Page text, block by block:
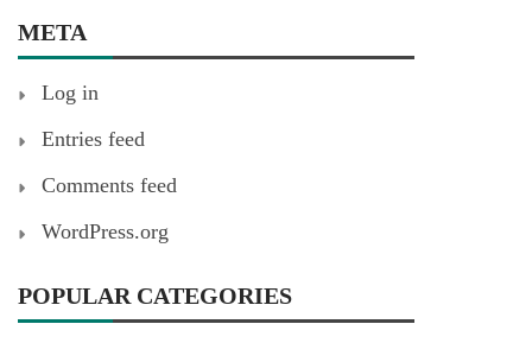
META
Log in
Entries feed
Comments feed
WordPress.org
POPULAR CATEGORIES